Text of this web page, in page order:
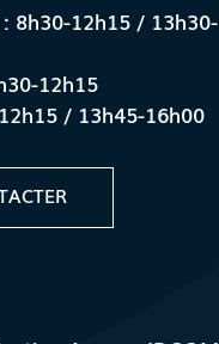
8h30-12h15 / 13h30-
12h15
/ 13h45-16h00